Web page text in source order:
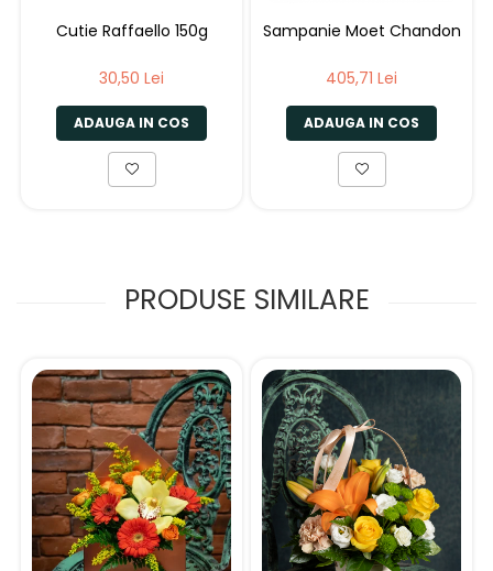
Cutie Raffaello 150g
30,50 Lei
ADAUGA IN COS
Sampanie Moet Chandon
405,71 Lei
ADAUGA IN COS
PRODUSE SIMILARE